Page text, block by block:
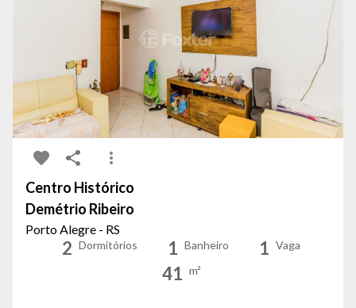
Centro Histórico
Demétrio Ribeiro
Porto Alegre - RS
2 Dormitórios 1 Banheiro 1 Vaga
41 m²